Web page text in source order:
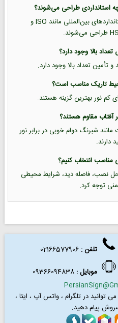
بیشتر علائم ایمنی بر اساس استانداردهای بین‌المللی مانند ISO و
و تأمین تعداد بالا وجود دارد.
کم نور بهترین گزینه هستند.
شبرنگ دوام خوبی در برابر نور
دارند.
نصب، فاصله دید، شرایط محیطی
توجه کرد.
تلفن:
02166577906
موبایل :
توانید درتلگرام ، واتس آپ ، ایتا ،
سروش پیام دهید.